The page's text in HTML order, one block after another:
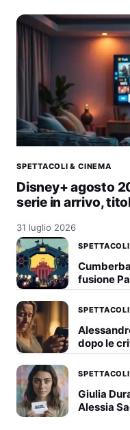
SPETTACOLI & CINEMA
Disney+ agosto
serie in arrivo,
31 luglio 2026
fusione
dopo le
Giulia
Alessia